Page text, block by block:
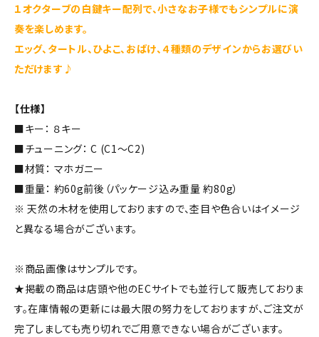
１オクターブの白鍵キー配列で、小さなお子様でもシンプルに演
奏を楽しめます。
エッグ、タートル、ひよこ、おばけ、４種類のデザインからお選びい
ただけます♪
【仕様】
■キー： ８キー
■チューニング： C (C1～C2)
■材質： マホガニー
■重量： 約60g前後（パッケージ込み重量 約80g）
※ 天然の木材を使用しておりますので、杢目や色合いはイメージ
と異なる場合がございます。
※商品画像はサンプルです。
★掲載の商品は店頭や他のECサイトでも並行して販売しておりま
す。在庫情報の更新には最大限の努力をしておりますが、ご注文が
完了しましても売り切れでご用意できない場合がございます。